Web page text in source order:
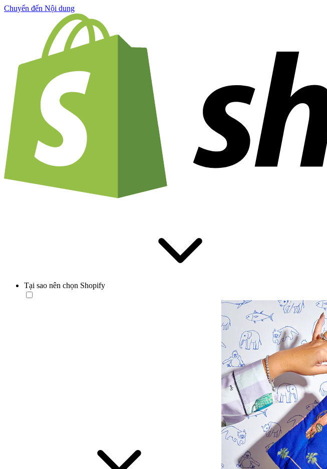
Chuyển đến Nội dung
Tại sao nên chọn Shopify